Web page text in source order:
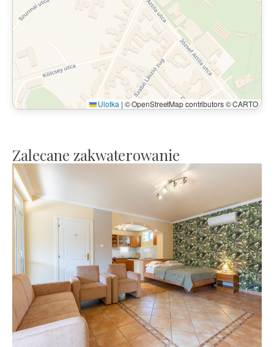
Ulotka | © OpenStreetMap contributors © CARTO
Zalecane zakwaterowanie